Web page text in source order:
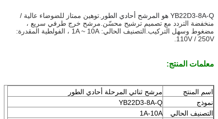
YB22D3-8A-Q هو المرشح أحادي الطور.
توهين ممتاز للضوضاء عالية /
منخفضة التردد مع تصميم ترشيح محسّن.مرشح خرج طرفي سريع ،
مضغوط وسهل التركيب.التصنيف الحالي: 1A ~ 10A ، الفولطية المقدرة:
110V / 250V.
معلمات المنتج:
اسم المنتج
مرشح ثنائي المرحلة أحادي الطور
نموذج
YB22D3-8A-Q
التصنيف الحالي
1A-10A